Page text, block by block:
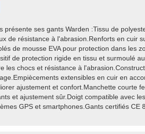
présente ses gants Warden :Tissu de
de résistance à l'abrasion.Renforts en cuir
de mousse EVA pour protection dans les
de protection rigide en tissu et surmoulé
les chocs et résistance à
extensibles en cuir en
ajustement et confort.Manchette courte
et ajustement sûr.Doigt compatible avec
GPS et smartphones.Gants certifiés CE